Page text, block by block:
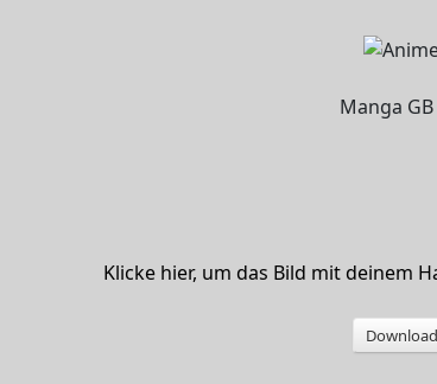
Manga GB
Klicke hier, um das Bild mit deinem
Download